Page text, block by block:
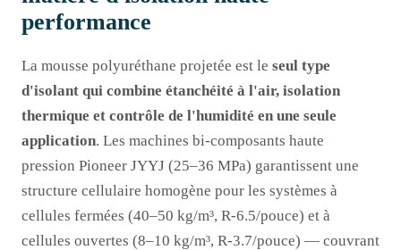
performance
La mousse polyuréthane projetée est le seul type
d'isolant qui combine étanchéité à l'air, isolation
thermique et contrôle de l'humidité en une seule
application. Les machines bi-composants haute
pression Pioneer JYYJ (25–36 MPa) garantissent une
structure cellulaire homogène pour les systèmes à
cellules fermées (40–50 kg/m³, R-6.5/pouce) et à
cellules ouvertes (8–10 kg/m³, R-3.7/pouce) — couvrant